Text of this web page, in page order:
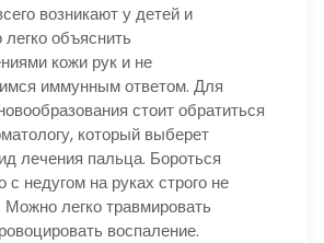
возникают у детей и
легко объяснить
кожи рук и не
иммунным ответом. Для
стоит обратиться
который выберет
лечения пальца. Бороться
с недугом на руках строго не
Можно легко травмировать
воспаление.